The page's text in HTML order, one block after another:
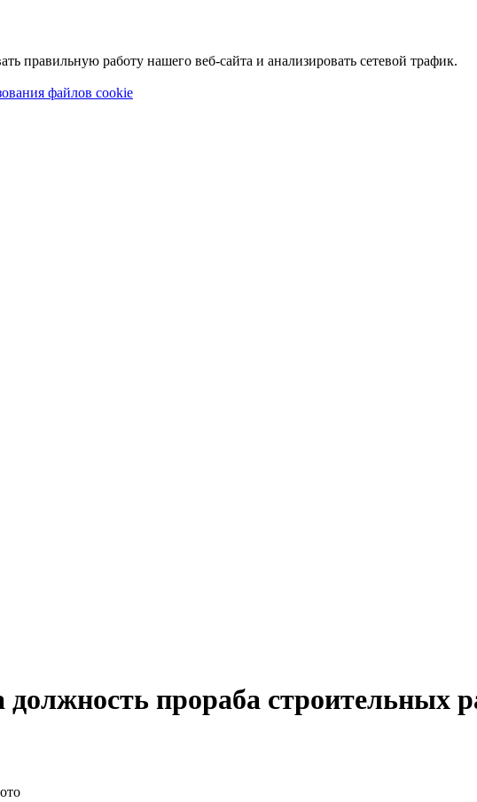
правильную работу нашего веб-сайта и анализировать сетевой трафик.
файлов cookie
должность прораба строительных